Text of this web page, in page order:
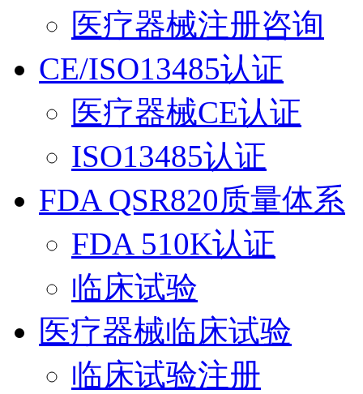
医疗器械注册咨询
CE/ISO13485认证
医疗器械CE认证
ISO13485认证
FDA QSR820质量体系
FDA 510K认证
临床试验
医疗器械临床试验
临床试验注册